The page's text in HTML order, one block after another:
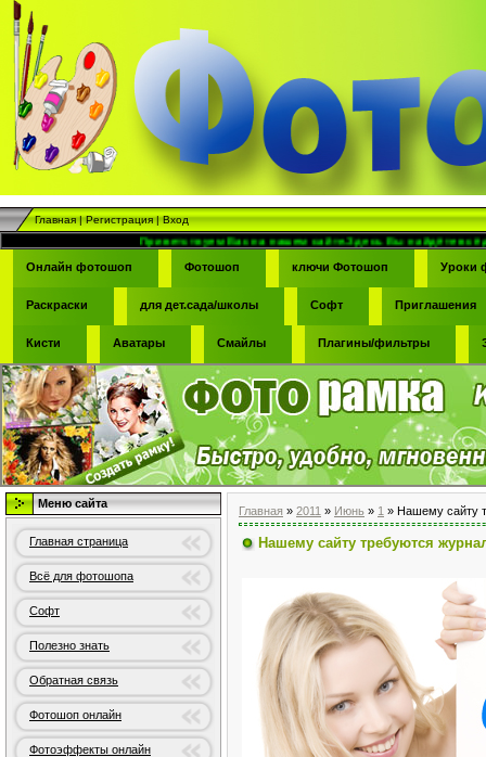
Главная|Регистрация|Вход
Приветствуем Вас на нашем сайте.Здесь Вы найдёте всё для
Онлайн фотошоп
Фотошоп ключи Фотошоп Уроки
Раскраски для дет.сада/школы Софт Приглашения
Кисти Аватары Смайлы Плагины/фильтры
Меню сайта
Главная страница
Всё для фотошопа
Софт
Полезно знать
Обратная связь
Фотошоп онлайн
Фотоэффекты онлайн
Главная » 2011 » Июнь » 1 » Нашему сайту
Нашему сайту требуются